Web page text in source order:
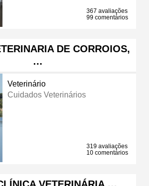
367 avaliações
99 comentários
DE CORROIOS,
…
Veterinário
Cuidados Veterinários
319 avaliações
10 comentários
VETERINÁRIA …